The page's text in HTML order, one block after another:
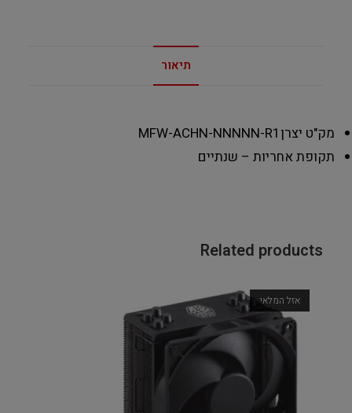
תיאור
מק"ט יצרן MFW-ACHN-NNNNN-R1
תקופת אחריות – שנתיים
Related products
אזל המלאי